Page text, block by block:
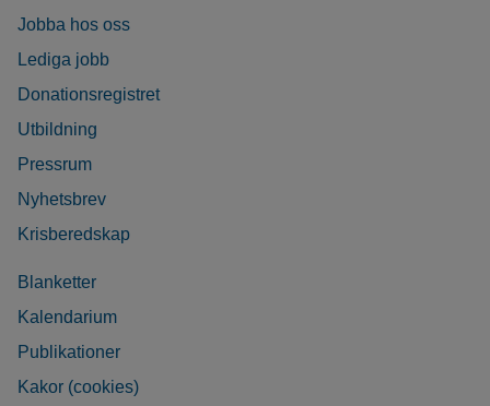
Jobba hos oss
Lediga jobb
Donationsregistret
Utbildning
Pressrum
Nyhetsbrev
Krisberedskap
Blanketter
Kalendarium
Publikationer
Kakor (cookies)